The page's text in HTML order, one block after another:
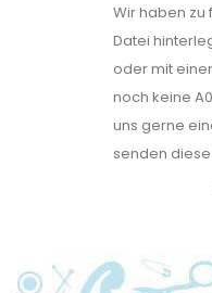
Wir haben zu
Datei
oder mit
noch keine
uns gerne
senden